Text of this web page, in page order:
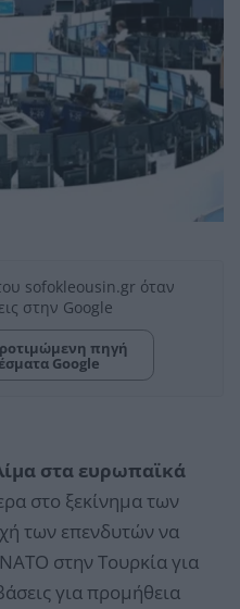
sofokleousin.gr όταν
στην Google
πηγή
Google
στα ευρωπαϊκά
στο ξεκίνημα των
των επενδυτών να
στην Τουρκία για
για προμήθεια